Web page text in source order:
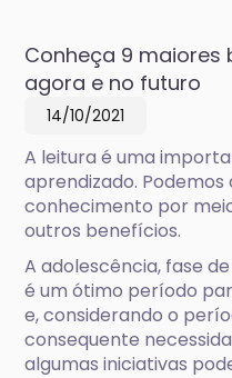
Conheça 9 maiores
agora e no futuro
14/10/2021
A leitura é uma
aprendizado.
conhecimento por
outros benefícios.
A adolescência, fase
é um ótimo período
e, considerando o
consequente
algumas iniciativas